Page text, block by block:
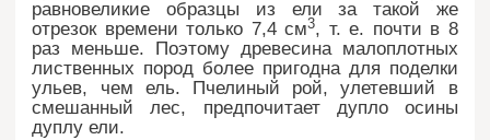
равновеликие образцы из ели за такой же
отрезок времени только 7,4 см3, т. е. почти в 8
раз меньше. Поэтому древесина малоплотных
лиственных пород более пригодна для поделки
ульев, чем ель. Пчелиный рой, улетевший в
смешанный лес, предпочитает дупло осины
дуплу ели.